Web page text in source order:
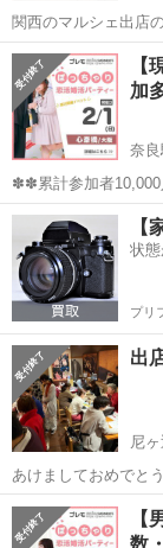
関西のマルシェ出店の推薦ができま
ださい。 推薦に際して、一度対面させていただきマルシェの説明とか
をさせていただきます！ ──マルシェ開催スケジュール
2/4 第19回ぴえ...
奈良 奈良市
【
加
奈良
✽✽累計参加者
★゜･｡･｡･゜☆゜･｡･
奈良 奈良市
【
状
プリ
出
尼
あけましておめでと
す！ 私どものマルシェは購買意欲たっぷりの来場者が訪れます 出店ご
希望の方は、一度ご
奈良 奈良市
【
数